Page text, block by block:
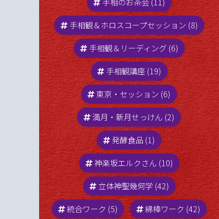
[…]
手相観＆ホロスコープセッション (8)
手相観＆リーディング (6)
手相観講座 (19)
東京・セッション (6)
満月・新月せっけん (2)
発酵食品 (1)
神楽坂エルクさん (10)
立体神聖幾何学 (42)
統合ワーク (5)
綿棒ワーク (42)